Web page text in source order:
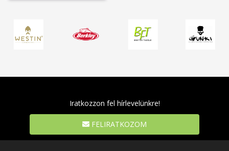
Iratkozzon fel hírlevelünkre!
FELIRATKOZOM